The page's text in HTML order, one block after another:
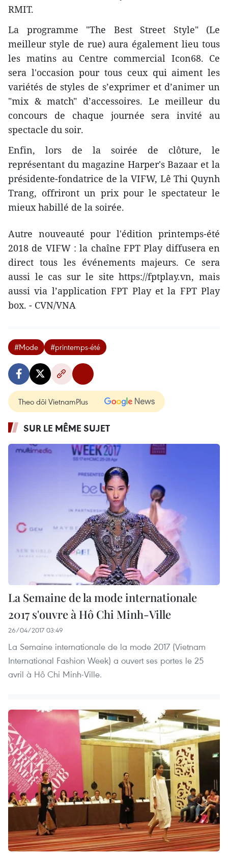
RMIT.
La programme "The Best Street Style" (Le
meilleur style de rue) aura également lieu tous
les matins au Centre commercial Icon68. Ce
sera l'occasion pour tous ceux qui aiment les
variétés de styles de s’exprimer et d’animer un
"mix & match" d’accessoires. Le meilleur du
concours de chaque journée sera invité au
spectacle du soir.
Enfin, lors de la soirée de clôture, le
représentant du magazine Harper's Bazaar et la
présidente-fondatrice de la VIFW, Lê Thi Quynh
Trang, offriront un prix pour le spectateur le
mieux habillé de la soirée.
Autre nouveauté pour l'édition printemps-été
2018 de VIFW : la chaîne FPT Play diffusera en
direct tous les événements majeurs. Ce sera
aussi le cas sur le site https://fptplay.vn, mais
aussi via l’application FPT Play et la FPT Play
box. - CVN/VNA
#Mode #printemps-été
Theo dõi VietnamPlus
SUR LE MÊME SUJET
La Semaine de la mode internationale
2017 s'ouvre à Hô Chi Minh-Ville
26/04/2017 03:49
La Semaine internationale de la mode 2017 (Vietnam
International Fashion Week) a ouvert ses portes le 25
avril à Hô Chi Minh-Ville.